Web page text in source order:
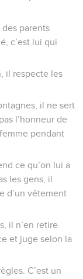
parents
c’est lui qui
il respecte les
il ne sert
l’honneur de
pendant
ce qu’on lui a
les gens, il
d’un vêtement
il n’en retire
et juge selon la
C’est un